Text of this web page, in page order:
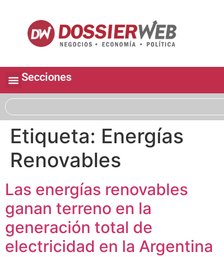
Secciones
Etiqueta: Energías
Renovables
Las energías renovables
ganan terreno en la
generación total de
electricidad en la Argentina